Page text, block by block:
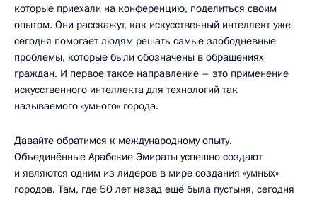
которые приехали на конференцию, поделиться своим
опытом. Они расскажут, как искусственный интеллект уже
сегодня помогает людям решать самые злободневные
проблемы, которые были обозначены в обращениях
граждан. И первое такое направление – это применение
искусственного интеллекта для технологий так
называемого «умного» города.
Давайте обратимся к международному опыту.
Объединённые Арабские Эмираты успешно создают
и являются одним из лидеров в мире создания «умных»
городов. Там, где 50 лет назад ещё была пустыня, сегодня